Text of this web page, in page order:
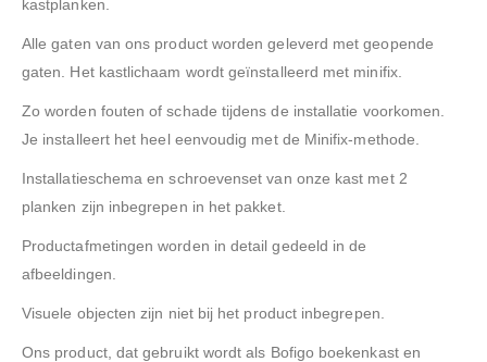
kastplanken.
Alle gaten van ons product worden geleverd met geopende
gaten. Het kastlichaam wordt geïnstalleerd met minifix.
Zo worden fouten of schade tijdens de installatie voorkomen.
Je installeert het heel eenvoudig met de Minifix-methode.
Installatieschema en schroevenset van onze kast met 2
planken zijn inbegrepen in het pakket.
Productafmetingen worden in detail gedeeld in de
afbeeldingen.
Visuele objecten zijn niet bij het product inbegrepen.
Ons product, dat gebruikt wordt als Bofigo boekenkast en